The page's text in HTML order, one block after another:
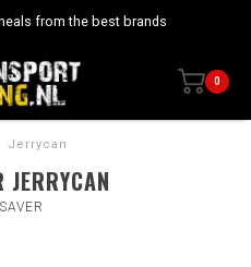
from the best brands
0
Jerrycan
JERRYCAN